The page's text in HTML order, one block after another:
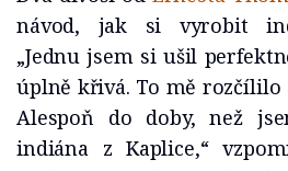
návod, jak si vyrobit
„Jednu jsem si ušil
úplně křivá. To mě rozčílilo
Alespoň do doby, než
indiána z Kaplice,“